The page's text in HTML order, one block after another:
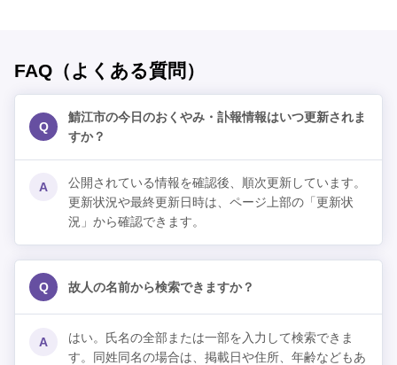
FAQ（よくある質問）
Q
鯖江市の今日のおくやみ・訃報情報はいつ更新されま
すか？
A
公開されている情報を確認後、順次更新しています。
更新状況や最終更新日時は、ページ上部の「更新状
況」から確認できます。
Q 故人の名前から検索できますか？
A
はい。氏名の全部または一部を入力して検索できま
す。同姓同名の場合は、掲載日や住所、年齢などもあ